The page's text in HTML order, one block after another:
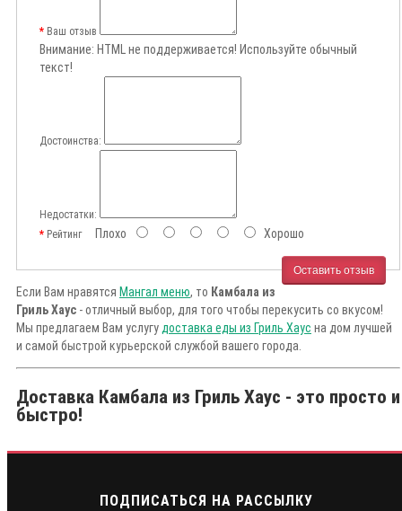
Ваш отзыв
Внимание: HTML не поддерживается! Используйте обычный
текст!
Достоинства:
Недостатки:
РейтингПлохо Хорошо
Оставить отзыв
Если Вам нравятся Мангал меню, то Камбала из
Гриль Хаус - отличный выбор, для того чтобы перекусить со вкусом!
Мы предлагаем Вам услугу доставка еды из Гриль Хаус на дом лучшей
и самой быстрой курьерской службой вашего города.
Доставка Камбала из Гриль Хаус - это просто и
быстро!
ПОДПИСАТЬСЯ НА РАССЫЛКУ